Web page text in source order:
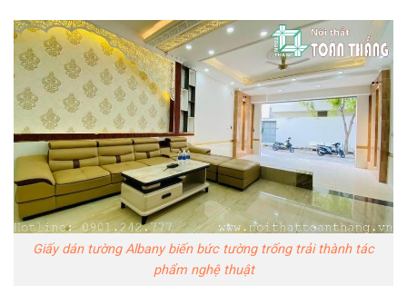
Giấy dán tường Albany biến bức tường trống trải thành tác
phẩm nghệ thuật